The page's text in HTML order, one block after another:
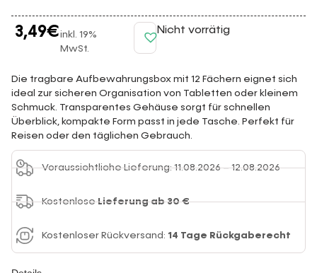
3,49€inkl. 19%
MwSt.
Nicht vorrätig
Die tragbare Aufbewahrungsbox mit 12 Fächern eignet sich
ideal zur sicheren Organisation von Tabletten oder kleinem
Schmuck. Transparentes Gehäuse sorgt für schnellen
Überblick, kompakte Form passt in jede Tasche. Perfekt für
Reisen oder den täglichen Gebrauch.
Voraussichtliche Lieferung: 11.08.2026 – 12.08.2026
KostenloseLieferung ab 30 €
Kostenloser Rückversand: 14 Tage Rückgaberecht